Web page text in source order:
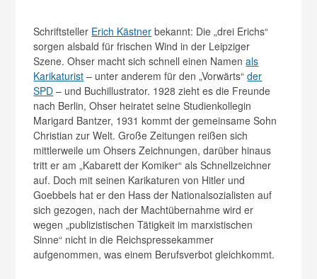
Schriftsteller Erich Kästner bekannt: Die „drei Erichs“
sorgen alsbald für frischen Wind in der Leipziger
Szene. Ohser macht sich schnell einen Namenals
Karikaturist – unter anderem für den „Vorwärts“der
SPD – und Buchillustrator. 1928 zieht es die Freunde
nach Berlin, Ohser heiratet seine Studienkollegin
Marigard Bantzer, 1931 kommt der gemeinsame Sohn
Christian zur Welt. Große Zeitungen reißen sich
mittlerweile um Ohsers Zeichnungen, darüber hinaus
tritt er am „Kabarett der Komiker“ als Schnellzeichner
auf. Doch mit seinen Karikaturen von Hitler und
Goebbels hat er den Hass der Nationalsozialisten auf
sich gezogen, nach der Machtübernahme wird er
wegen „publizistischen Tätigkeit im marxistischen
Sinne“ nicht in die Reichspressekammer
aufgenommen, was einem Berufsverbot gleichkommt.